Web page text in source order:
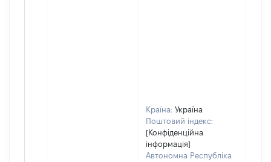
Країна: Україна
Поштовий індекс:
[Конфіденційна
інформація]
Автономна Республіка